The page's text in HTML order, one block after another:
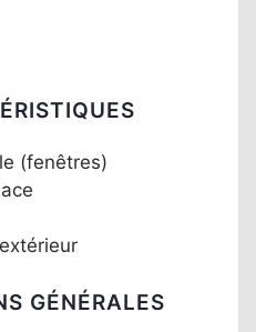
(fenêtres)
GÉNÉRALES